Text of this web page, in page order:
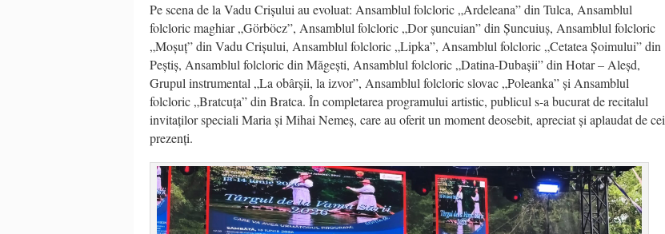
Pe scena de la Vadu Crișului au evoluat: Ansamblul folcloric „Ardeleana” din Tulca, Ansamblul
folcloric maghiar „Görböcz”, Ansamblul folcloric „Dor șuncuian” din Șuncuiuș, Ansamblul folcloric
„Moșuț” din Vadu Crișului, Ansamblul folcloric „Lipka”, Ansamblul folcloric „Cetatea Șoimului” din
Peștiș, Ansamblul folcloric din Măgești, Ansamblul folcloric „Datina-Dubașii” din Hotar – Aleșd,
Grupul instrumental „La obârșii, la izvor”, Ansamblul folcloric slovac „Poleanka” și Ansamblul
folcloric „Bratcuța” din Bratca. În completarea programului artistic, publicul s-a bucurat de recitalul
invitaților speciali Maria și Mihai Nemeș, care au oferit un moment deosebit, apreciat și aplaudat de cei
prezenți.